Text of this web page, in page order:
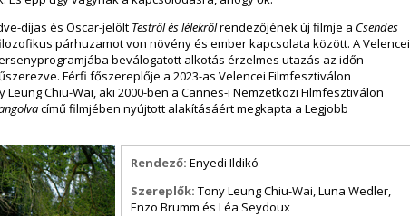
díjas és Oscar-jelölt Testről és lélekrőlrendezőjének új filmje a Csendes
párhuzamot von növény és ember kapcsolata között. A Velencei
beválogatott alkotás érzelmes utazás az időn
Férfi főszereplője a 2023-as Velencei Filmfesztiválon
Chiu-Wai, aki 2000-ben a Cannes-i Nemzetközi Filmfesztiválon
című filmjében nyújtott alakításáért megkapta a Legjobb
Rendező: Enyedi Ildikó
Szereplők: Tony Leung Chiu-Wai, Luna Wedler,
Enzo Brumm és Léa Seydoux